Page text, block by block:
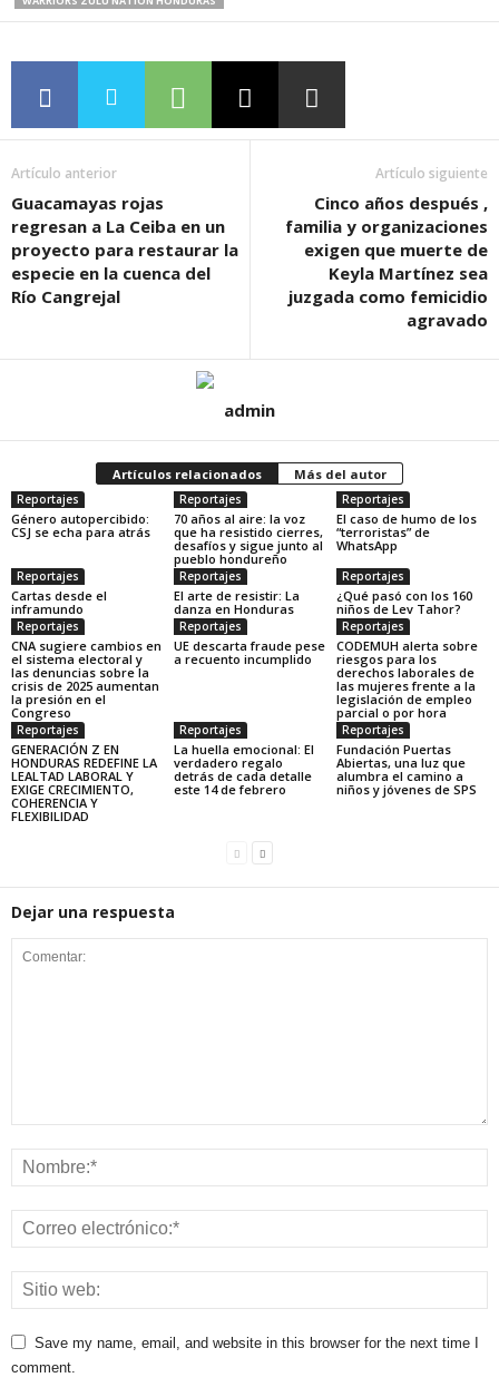
Artículo anterior
Guacamayas rojas
regresan a La Ceiba en un
proyecto para restaurar la
especie en la cuenca del
Río Cangrejal
Artículo siguiente
Cinco años después ,
familia y organizaciones
exigen que muerte de
Keyla Martínez sea
juzgada como femicidio
agravado
admin
Artículos relacionados Más del autor
Reportajes
Género autopercibido:
CSJ se echa para atrás
Reportajes
70 años al aire: la voz
que ha resistido cierres,
desafíos y sigue junto al
pueblo hondureño
Reportajes
El caso de humo de los
“terroristas” de
WhatsApp
Reportajes
Cartas desde el
inframundo
Reportajes
El arte de resistir: La
danza en Honduras
Reportajes
¿Qué pasó con los 160
niños de Lev Tahor?
Reportajes
CNA sugiere cambios en
el sistema electoral y
las denuncias sobre la
crisis de 2025 aumentan
la presión en el
Congreso
Reportajes
UE descarta fraude pese
a recuento incumplido
Reportajes
CODEMUH alerta sobre
riesgos para los
derechos laborales de
las mujeres frente a la
legislación de empleo
parcial o por hora
Reportajes
GENERACIÓN Z EN
HONDURAS REDEFINE LA
LEALTAD LABORAL Y
EXIGE CRECIMIENTO,
COHERENCIA Y
FLEXIBILIDAD
Reportajes
La huella emocional: El
verdadero regalo
detrás de cada detalle
este 14 de febrero
Reportajes
Fundación Puertas
Abiertas, una luz que
alumbra el camino a
niños y jóvenes de SPS
Dejar una respuesta
Save my name, email, and website in this browser for the next time I
comment.